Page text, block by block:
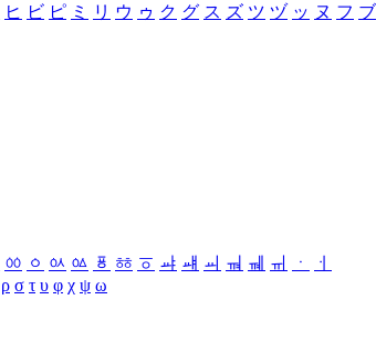
ヒ ビ ピ ミ リ ウ ゥ ク グ ス ズ ツ ヅ ッ ヌ フ ブ
ㆀ ㆁ ㆂ ㆃ ㆄ ㆅ ㆆ ㆇ ㆈ ㆉ ㆊ ㆋ ㆌ ㆍ
ㆎ
ρ σ τ υ φ χ ψ ω